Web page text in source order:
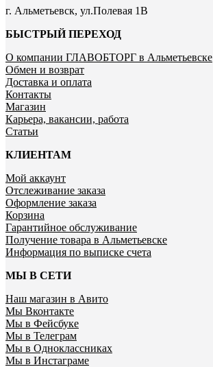
г. Альметьевск, ул.Полевая 1В
БЫСТРЫЙ ПЕРЕХОД
О компании ГЛАВОБТОРГ в Альметьевске
Обмен и возврат
Доставка и оплата
Контакты
Магазин
Карьера, вакансии, работа
Статьи
КЛИЕНТАМ
Мой аккаунт
Отслеживание заказа
Оформление заказа
Корзина
Гарантийное обслуживание
Получение товара в Альметьевске
Информация по выписке счета
МЫ В СЕТИ
Наш магазин в Авито
Мы Вконтакте
Мы в Фейсбуке
Мы в Телеграм
Мы в Одноклассниках
Мы в Инстаграме